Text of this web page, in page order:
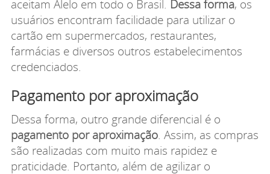
aceitam Alelo em todo o Brasil. Dessa forma, os
usuários encontram facilidade para utilizar o
cartão em supermercados, restaurantes,
farmácias e diversos outros estabelecimentos
credenciados.
Pagamento por aproximação
Dessa forma, outro grande diferencial é o
pagamento por aproximação. Assim, as compras
são realizadas com muito mais rapidez e
praticidade. Portanto, além de agilizar o